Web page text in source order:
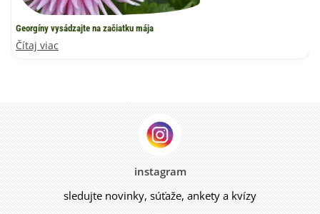
Georgíny vysádzajte na začiatku mája
Čítaj viac
instagram
sledujte novinky, súťaže, ankety a kvízy